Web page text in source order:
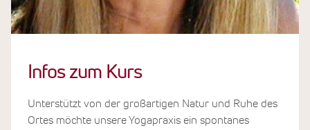
Infos zum Kurs
Unterstützt von der großartigen Natur und Ruhe des
Ortes möchte unsere Yogapraxis ein spontanes